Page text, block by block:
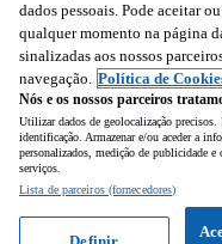
dados pessoais. Pode aceitar
qualquer momento na página
sinalizadas aos nossos
navegação. Política de
Nós e os nossos parceiros
Utilizar dados de geolocalização
identificação. Armazenar e/ou aceder a
personalizados, medição de publicidade
serviços.
Lista de parceiros (fornecedores)
Definir